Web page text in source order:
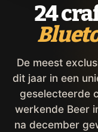
24
De meest
dit jaar in een
geselecteerde
werkende Beer
na december